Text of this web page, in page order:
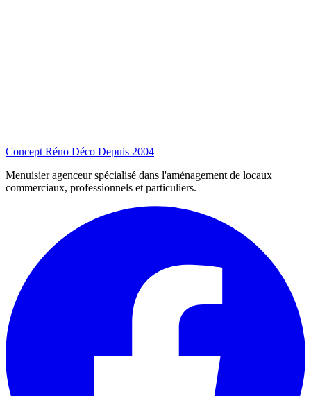
Concept Réno Déco Depuis 2004
Menuisier agenceur spécialisé dans l'aménagement de locaux
commerciaux, professionnels et particuliers.